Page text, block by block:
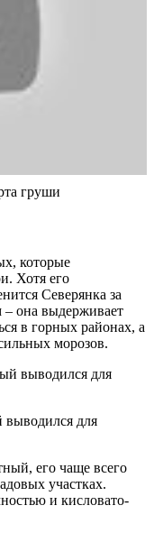
груши
которые
Хотя его
Северянка за
– она выдерживает
в горных районах, а
морозов.
выводился для
его чаще всего
участках.
и кисловато-